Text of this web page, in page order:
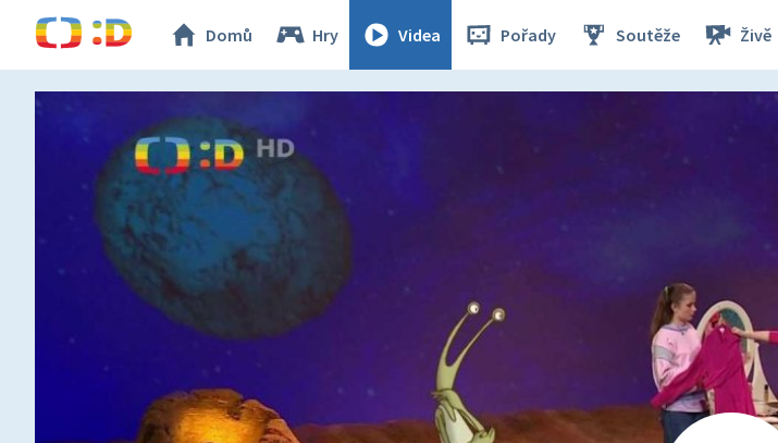
Domů Hry Videa Pořady Soutěže Živě